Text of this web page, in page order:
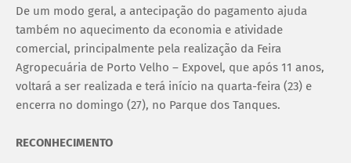
De um modo geral, a antecipação do pagamento ajuda
também no aquecimento da economia e atividade
comercial, principalmente pela realização da Feira
Agropecuária de Porto Velho – Expovel, que após 11 anos,
voltará a ser realizada e terá início na quarta-feira (23) e
encerra no domingo (27), no Parque dos Tanques.
RECONHECIMENTO